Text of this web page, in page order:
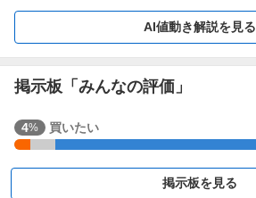
調達関連の開示が連続した局面。
AI値動き解説を見る
掲示板「みんなの評価」
強
く
買
4% 買いたい
掲示板を見る